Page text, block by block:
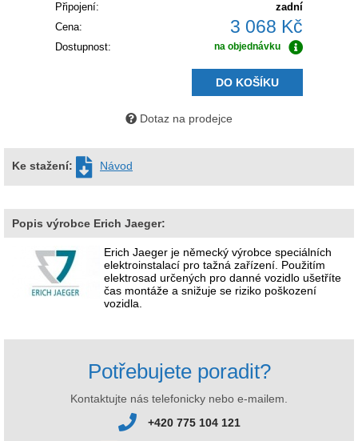
Připojení:
zadní
Cena:
3 068 Kč
Dostupnost: na objednávku
DO KOŠÍKU
Dotaz na prodejce
Ke stažení: Návod
Popis výrobce Erich Jaeger:
Erich Jaeger je německý výrobce speciálních
elektroinstalací pro tažná zařízení. Použitím
elektrosad určených pro danné vozidlo ušetříte
čas montáže a snižuje se riziko poškození
vozidla.
Potřebujete poradit?
Kontaktujte nás telefonicky nebo e-mailem.
+420 775 104 121